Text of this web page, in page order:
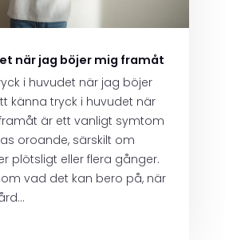
när jag böjer mig framåt
i huvudet när jag böjer
känna tryck i huvudet när
är ett vanligt symtom
oroande, särskilt om
plötsligt eller flera gånger.
vad det kan bero på, när